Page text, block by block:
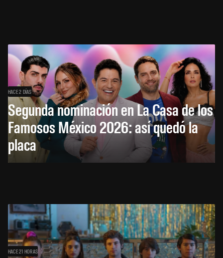
HACE 2 DÍAS
Segunda nominación en La Casa de los
Famosos México 2026: así quedó la
placa
HACE 21 HORAS